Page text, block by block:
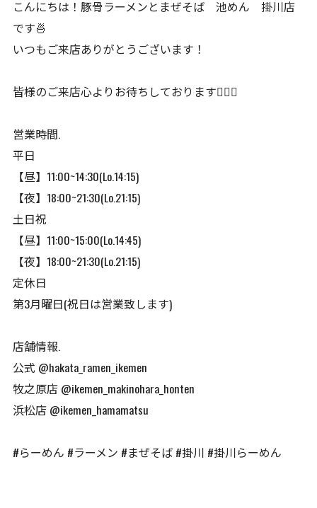
こんにちは！豚骨ラーメンとまぜそば 池めん 掛川店
です🍜
いつもご来店ありがとうございます！
皆様のご来店心よりお待ちしております🙇🏻‍♂️
営業時間.
平日
【昼】11:00~14:30(Lo.14:15)
【夜】18:00~21:30(Lo.21:15)
土日祝
【昼】11:00~15:00(Lo.14:45)
【夜】18:00~21:30(Lo.21:15)
定休日
第3月曜日(祝日は営業致します)
店舗情報.
公式 @hakata_ramen_ikemen
牧之原店 @ikemen_makinohara_honten
浜松店 @ikemen_hamamatsu
#らーめん #ラーメン #まぜそば #掛川 #掛川らーめん